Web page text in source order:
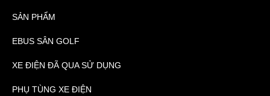
SẢN PHẨM
EBUS SÂN GOLF
XE ĐIỆN ĐÃ QUA SỬ DỤNG
PHỤ TÙNG XE ĐIỆN